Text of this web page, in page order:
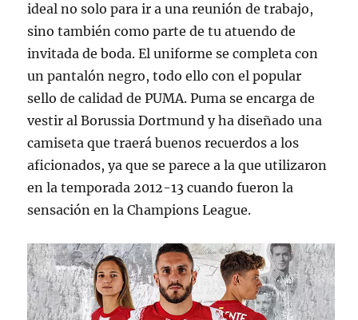
ideal no solo para ir a una reunión de trabajo,
sino también como parte de tu atuendo de
invitada de boda. El uniforme se completa con
un pantalón negro, todo ello con el popular
sello de calidad de PUMA. Puma se encarga de
vestir al Borussia Dortmund y ha diseñado una
camiseta que traerá buenos recuerdos a los
aficionados, ya que se parece a la que utilizaron
en la temporada 2012-13 cuando fueron la
sensación en la Champions League.